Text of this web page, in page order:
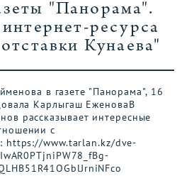
"Панорама".
ресурса
Кунаева"
в газете "Панорама", 16
Карлыгаш ЕженоваВ
рассказывает интересные
с
https://www.tarlan.kz/dve-